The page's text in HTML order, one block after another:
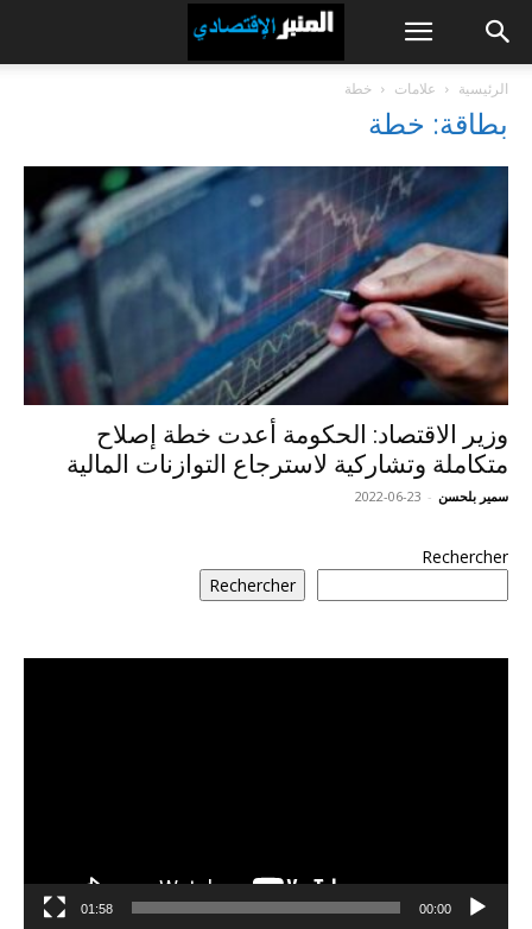
الرئيسية علامات خطة
بطاقة: خطة
وزير الاقتصاد: الحكومة أعدت خطة إصلاح
متكاملة وتشاركية لاسترجاع التوازنات المالية
سمير بلحسن -
2022-06-23
Rechercher
Rechercher
00:00
01:58